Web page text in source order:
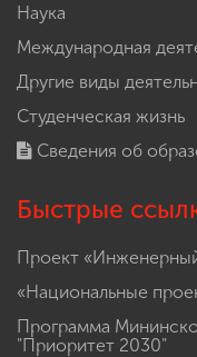
Наука
Международная
Другие виды
Студенческая жизнь
Сведения об
Быстрые
Проект
«Национальные
Программа
"Приоритет 2030"